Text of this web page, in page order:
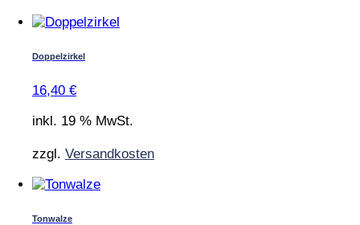
Doppelzirkel
16,40 €
inkl. 19 % MwSt.
zzgl. Versandkosten
Tonwalze